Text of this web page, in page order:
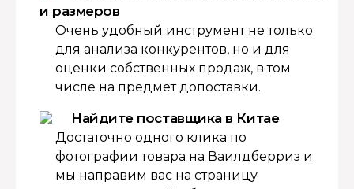
и размеров
Очень удобный инструмент не только
для анализа конкурентов, но и для
оценки собственных продаж, в том
числе на предмет допоставки.
Найдите поставщика в Китае
Достаточно одного клика по
фотографии товара на Ваилдберриз и
мы направим вас на страницу